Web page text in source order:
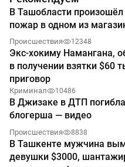
В Ташобласти
пожар в одном из
Происшествия 12348
Экс-хокиму Намангана,
в получении взятки $60
приговор
Криминал 10486
В Джизаке в ДТП
блогерша — видео
Происшествия 8838
В Ташкенте мужчина
девушки $3000,